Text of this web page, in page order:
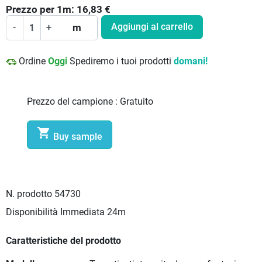
Prezzo per 1 m: 16,83 €
- + m Aggiungi al carrello
Ordine Oggi Spediremo i tuoi prodotti domani!
Prezzo del campione : Gratuito
 Buy sample
N. prodotto 54730
Disponibilità Immediata 24m
Caratteristiche del prodotto